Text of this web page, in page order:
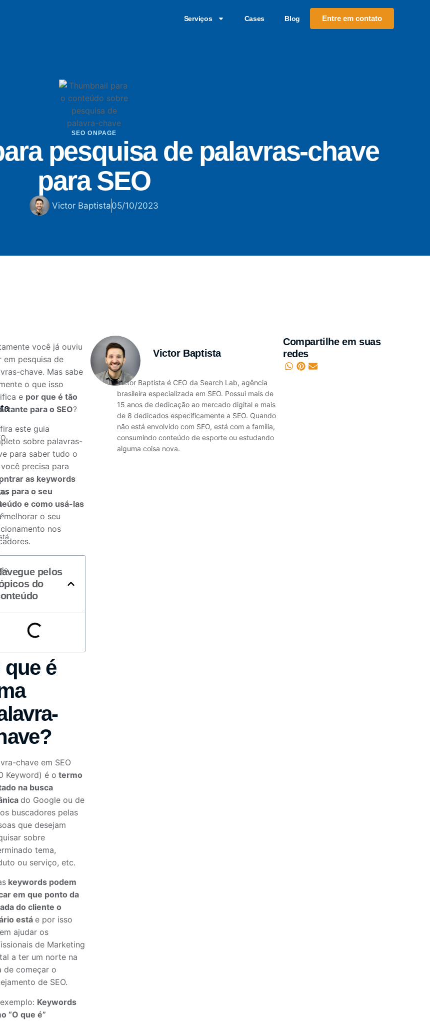
Serviços Cases Blog Entre em contato
SEO ONPAGE
pesquisa de palavras-chave
para SEO
Victor Baptista05/10/2023
você já ouviu
em pesquisa de
chave. Mas sabe
o que isso
e por que é tão
para o SEO?
este guia
sobre palavras-
para saber tudo o
precisa para
as keywords
para o seu
e como usá-las
melhorar o seu
nos
pelos
do
que é
chave em SEO
Keyword) é o termo
na busca
do Google ou de
buscadores pelas
que desejam
sobre
tema,
ou serviço, etc.
keywords podem
em que ponto da
do cliente o
está e por isso
ajudar os
de Marketing
a ter um norte na
de começar o
de SEO.
Keywords
“O que é”
Victor Baptista
Victor Baptista é CEO da Search Lab, agência
brasileira especializada em SEO. Possui mais de
15 anos de dedicação ao mercado digital e mais
de 8 dedicados especificamente a SEO. Quando
não está envolvido com SEO, está com a família,
consumindo conteúdo de esporte ou estudando
alguma coisa nova.
Compartilhe em suas
redes